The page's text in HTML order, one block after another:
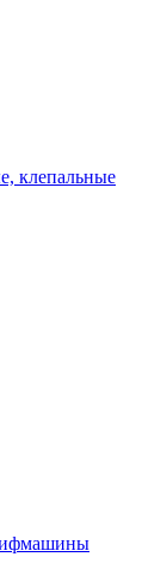
клепальные